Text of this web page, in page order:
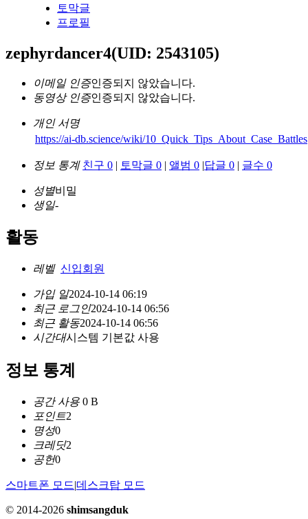
토막글
프로필
zephyrdancer4(UID: 2543105)
이메일 인증인증되지 않았습니다.
동영상 인증인증되지 않았습니다.
개인 서명
https://ai-db.science/wiki/10_Quick_Tips_About_Case_Battles
정보 통계 친구 0 | 토막글 0 | 앨범 0 |답글 0 | 글수 0
성별비밀
생일-
활동
레벨 신입회원
가입 일2024-10-14 06:19
최근 로그인2024-10-14 06:56
최근 활동2024-10-14 06:56
시간대시스템 기본값 사용
정보 통계
공간 사용 0 B
포인트2
명성0
크레딧2
공헌0
스마트폰 모드|데스크탑 모드
© 2014-2026 shimsangduk